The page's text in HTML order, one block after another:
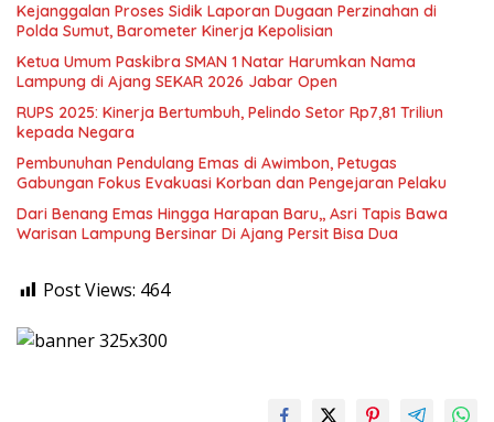
Kejanggalan Proses Sidik Laporan Dugaan Perzinahan di
Polda Sumut, Barometer Kinerja Kepolisian
Ketua Umum Paskibra SMAN 1 Natar Harumkan Nama
Lampung di Ajang SEKAR 2026 Jabar Open
RUPS 2025: Kinerja Bertumbuh, Pelindo Setor Rp7,81 Triliun
kepada Negara
Pembunuhan Pendulang Emas di Awimbon, Petugas
Gabungan Fokus Evakuasi Korban dan Pengejaran Pelaku
Dari Benang Emas Hingga Harapan Baru,, Asri Tapis Bawa
Warisan Lampung Bersinar Di Ajang Persit Bisa Dua
Post Views: 464